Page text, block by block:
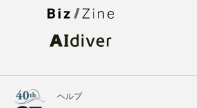
ヘルプ